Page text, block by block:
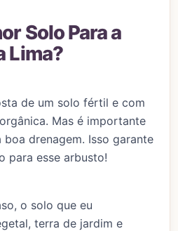
Solo Para a
Lima?
de um solo fértil e com
Mas é importante
drenagem. Isso garante
para esse arbusto!
o solo que eu
terra de jardim e